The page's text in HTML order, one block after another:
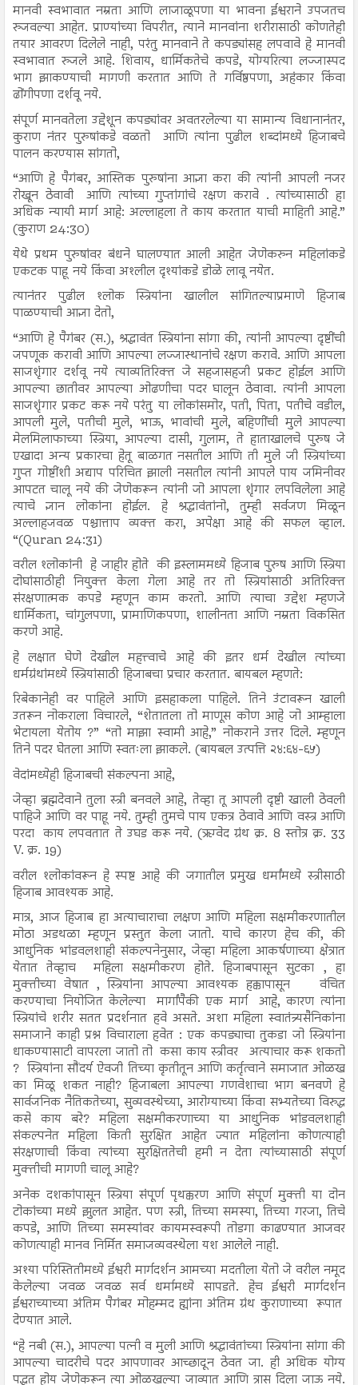
मानवी स्वभावात नम्रता आणि लाजाळूपणा या भावना ईश्वराने उपजतच
रुजवल्या आहेत. प्राण्यांच्या विपरीत, त्याने मानवांना शरीरासाठी कोणतेही
तयार आवरण दिलेले नाही, परंतु मानवाने ते कपड्यांसह लपवावे हे मानवी
स्वभावात रुजले आहे. शिवाय, धार्मिकतेचे कपडे, योग्यरित्या लज्जास्पद
भाग झाकण्याची मागणी करतात आणि ते गर्विष्ठपणा, अहंकार किंवा
ढोंगीपणा दर्शवू नये.
संपूर्ण मानवतेला उद्देशून कपड्यांवर अवतरलेल्या या सामान्य विधानानंतर,
कुराण नंतर पुरुषांकडे वळतो आणि त्यांना पुढील शब्दांमध्ये हिजाबचे
पालन करण्यास सांगतो,
“आणि हे पैगंबर, आस्तिक पुरुषांना आज्ञा करा की त्यांनी आपली नजर
रोखून ठेवावी आणि त्यांच्या गुप्तांगांचे रक्षण करावे . त्यांच्यासाठी हा
अधिक न्यायी मार्ग आहे: अल्लाहला ते काय करतात याची माहिती आहे.”
(कुराण 24:30)
येथे प्रथम पुरुषांवर बंधने घालण्यात आली आहेत जेणेकरुन महिलांकडे
एकटक पाहू नये किंवा अश्‍लील दृश्यांकडे डोळे लावू नयेत.
त्यानंतर पुढील श्लोक स्त्रियांना खालील सांगितल्याप्रमाणे हिजाब
पाळण्याची आज्ञा देतो,
“आणि हे पैगंबर (स.), श्रद्धावंत स्त्रियांना सांगा की, त्यांनी आपल्या दृष्टींची
जपणूक करावी आणि आपल्या लज्जास्थानांचे रक्षण करावे. आणि आपला
साजशृंगार दर्शवू नये त्याव्यतिरिक्त जे सहजासहजी प्रकट होईल आणि
आपल्या छातीवर आपल्या ओढणीचा पदर घालून ठेवावा. त्यांनी आपला
साजशृंगार प्रकट करू नये परंतु या लोकांसमोर, पती, पिता, पतीचे वडील,
आपली मुले, पतीची मुले, भाऊ, भावांची मुले, बहिणींची मुले आपल्या
मेलमिलाफाच्या स्त्रिया, आपल्या दासी, गुलाम, ते हाताखालचे पुरुष जे
एखादा अन्य प्रकारचा हेतू बाळगत नसतील आणि ती मुले जी स्त्रियांच्या
गुप्त गोष्टींशी अद्याप परिचित झाली नसतील त्यांनी आपले पाय जमिनीवर
आपटत चालू नये की जेणेकरून त्यांनी जो आपला शृंगार लपविलेला आहे
त्याचे ज्ञान लोकांना होईल. हे श्रद्धावंतांनो, तुम्ही सर्वजण मिळून
अल्लाहजवळ पश्चात्ताप व्यक्त करा, अपेक्षा आहे की सफल व्हाल.
“(Quran 24:31)
वरील श्लोकांनी हे जाहीर होते की इस्लाममध्ये हिजाब पुरुष आणि स्त्रिया
दोघांसाठीही नियुक्त केला गेला आहे तर तो स्त्रियांसाठी अतिरिक्त
संरक्षणात्मक कपडे म्हणून काम करतो. आणि त्याचा उद्देश म्हणजे
धार्मिकता, चांगुलपणा, प्रामाणिकपणा, शालीनता आणि नम्रता विकसित
करणे आहे.
हे लक्षात घेणे देखील महत्त्वाचे आहे की इतर धर्म देखील त्यांच्या
धर्मग्रंथांमध्ये स्त्रियांसाठी हिजाबचा प्रचार करतात. बायबल म्हणते:
रिबेकानेही वर पाहिले आणि इसहाकला पाहिले. तिने उंटावरून खाली
उतरून नोकराला विचारले, “शेतातला तो माणूस कोण आहे जो आम्हाला
भेटायला येतोय ?” “तो माझा स्वामी आहे,” नोकराने उत्तर दिले. म्हणून
तिने पदर घेतला आणि स्वतःला झाकले. (बायबल उत्पत्ति २४:६४-६५)
वेदांमध्येही हिजाबची संकल्पना आहे,
जेव्हा ब्रह्मदेवाने तुला स्त्री बनवले आहे, तेव्हा तू आपली दृष्टी खाली ठेवली
पाहिजे आणि वर पाहू नये. तुम्ही तुमचे पाय एकत्र ठेवावे आणि वस्त्र आणि
परदा काय लपवतात ते उघड करू नये. (ऋग्वेद ग्रंथ क्र. 8 स्तोत्र क्र. 33
V. क्र. 19)
वरील श्लोकांवरून हे स्पष्ट आहे की जगातील प्रमुख धर्मांमध्ये स्त्रीसाठी
हिजाब आवश्यक आहे.
मात्र, आज हिजाब हा अत्याचाराचा लक्षण आणि महिला सक्षमीकरणातील
मोठा अडथळा म्हणून प्रस्तुत केला जातो. याचे कारण हेच की, की
आधुनिक भांडवलशाही संकल्पनेनुसार, जेव्हा महिला आकर्षणाच्या क्षेत्रात
येतात तेव्हाच महिला सक्षमीकरण होते. हिजाबपासून सुटका , हा
मुक्तीच्या वेषात , स्त्रियांना आपल्या आवश्यक हक्कापासून वंचित
करण्याचा नियोजित केलेल्या मार्गांपैकी एक मार्ग आहे, कारण त्यांना
स्त्रियांचे शरीर सतत प्रदर्शनात हवे असते. अशा महिला स्वातंत्र्यसैनिकांना
समाजाने काही प्रश्न विचाराला हवेत : एक कपड्याचा तुकडा जो स्त्रियांना
धाकण्यासाटी वापरला जातो तो कसा काय स्त्रीवर अत्याचार करू शकतो
? स्त्रियांना सौंदर्य ऐवजी तिच्या कृतीतून आणि कर्तृत्वाने समाजात ओळख
का मिळू शकत नाही? हिजाबला आपल्या गणवेशाचा भाग बनवणे हे
सार्वजनिक नैतिकतेच्या, सुव्यवस्थेच्या, आरोग्याच्या किंवा सभ्यतेच्या विरुद्ध
कसे काय बरे? महिला सक्षमीकरणाच्या या आधुनिक भांडवलशाही
संकल्पनेत महिला किती सुरक्षित आहेत ज्यात महिलांना कोणत्याही
संरक्षणाची किंवा त्यांच्या सुरक्षिततेची हमी न देता त्यांच्यासाठी संपूर्ण
मुक्तीची मागणी चालू आहे?
अनेक दशकांपासून स्त्रिया संपूर्ण पृथक्करण आणि संपूर्ण मुक्ती या दोन
टोकांच्या मध्ये झुलत आहेत. पण स्त्री, तिच्या समस्या, तिच्या गरजा, तिचे
कपडे, आणि तिच्या समस्यांवर कायमस्वरूपी तोडगा काढण्यात आजवर
कोणत्याही मानव निर्मित समाजव्यवस्थेला यश आलेले नाही.
अश्या परिस्तितीमध्ये ईश्वरी मार्गदर्शन आमच्या मदतीला येतो जे वरील नमूद
केलेल्या जवळ जवळ सर्व धर्मामध्ये सापडते. हेच ईश्वरी मार्गदर्शन
ईश्वराच्याच्या अंतिम पैगंबर मोहम्मद ह्यांना अंतिम ग्रंथ कुराणाच्या रूपात
देण्यात आले.
“हे नबी (स.), आपल्या पत्नी व मुली आणि श्रद्धावंतांच्या स्त्रियांना सांगा की
आपल्या चादरीचे पदर आपणावर आच्छादून ठेवत जा. ही अधिक योग्य
पद्धत होय जेणेकरून त्या ओळखल्या जाव्यात आणि त्रास दिला जाऊ नये.